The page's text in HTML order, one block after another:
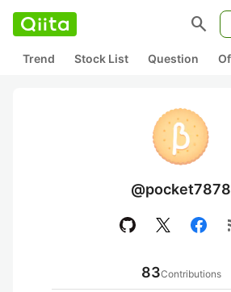
search
Trend Stock List Question
@pocket7878
83Contributions